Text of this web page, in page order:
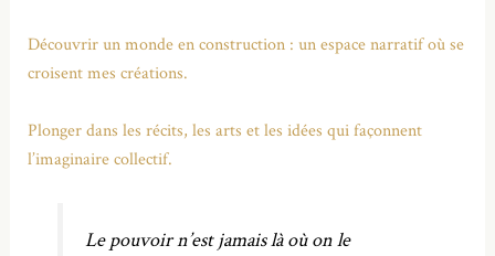
Découvrir un monde en construction : un espace narratif où se
croisent mes créations.
Plonger dans les récits, les arts et les idées qui façonnent
l’imaginaire collectif.
Le pouvoir n’est jamais là où on le